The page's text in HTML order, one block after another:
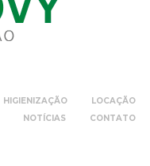
HIGIENIZAÇÃO
LOCAÇÃO
NOTÍCIAS CONTATO